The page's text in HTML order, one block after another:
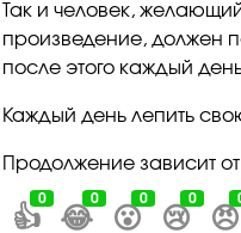
Так и человек,
произведение, должен
после этого каждый
Каждый день лепить
Продолжение зависит
👍
0
😂
0
😮
0
😢
0
😠